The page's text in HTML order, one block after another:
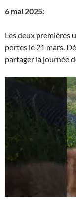
6 mai 2025:
Les deux premières
portes le 21 mars.
partager la journée